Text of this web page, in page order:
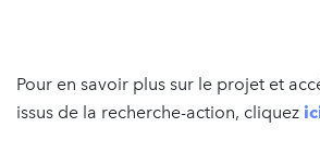
Pour en savoir plus sur le projet et
issus de la recherche-action, cliquez